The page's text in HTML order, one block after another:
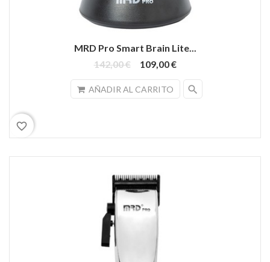
MRD Pro Smart Brain Lite...
142,00 €
109,00 €
AÑADIR AL CARRITO search
favorite_border